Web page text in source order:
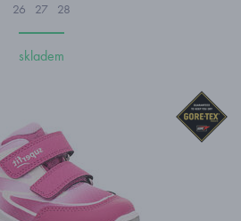
26 27 28
skladem